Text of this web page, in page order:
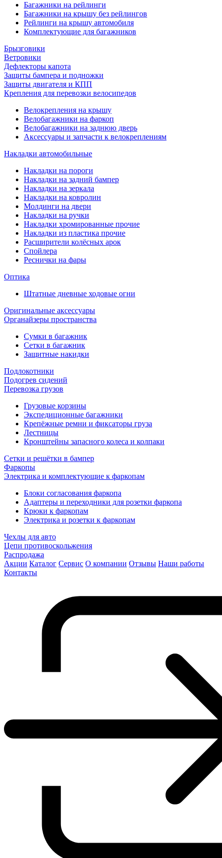
Багажники на рейлинги
Багажники на крышу без рейлингов
Рейлинги на крышу автомобиля
Комплектующие для багажников
Брызговики
Ветровики
Дефлекторы капота
Защиты бампера и подножки
Защиты двигателя и КПП
Крепления для перевозки велосипедов
Велокрепления на крышу
Велобагажники на фаркоп
Велобагажники на заднюю дверь
Аксессуары и запчасти к велокреплениям
Накладки автомобильные
Накладки на пороги
Накладки на задний бампер
Накладки на зеркала
Накладки на ковролин
Молдинги на двери
Накладки на ручки
Накладки хромированные прочие
Накладки из пластика прочие
Расширители колёсных арок
Спойлера
Реснички на фары
Оптика
Штатные дневные ходовые огни
Оригинальные аксессуары
Органайзеры пространства
Сумки в багажник
Сетки в багажник
Защитные накидки
Подлокотники
Подогрев сидений
Перевозка грузов
Грузовые корзины
Экспедиционные багажники
Крепёжные ремни и фиксаторы груза
Лестницы
Кронштейны запасного колеса и колпаки
Сетки и решётки в бампер
Фаркопы
Электрика и комплектующие к фаркопам
Блоки согласования фаркопа
Адаптеры и переходники для розетки фаркопа
Крюки к фаркопам
Электрика и розетки к фаркопам
Чехлы для авто
Цепи противоскольжения
Распродажа
Акции Каталог Сервис О компании Отзывы Наши работы
Контакты